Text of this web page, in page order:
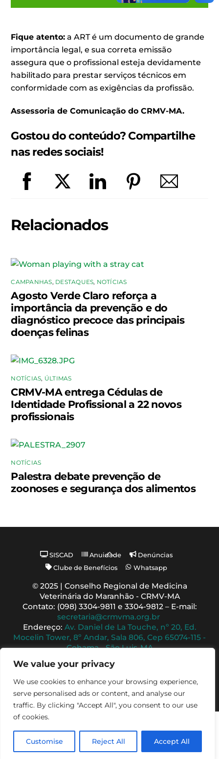
We value your privacy
We use cookies to enhance your browsing experience,
serve personalised ads or content, and analyse our
traffic. By clicking "Accept All", you consent to our use
of cookies.
Customise Reject All Accept All
Fique atento: a ART é um documento de grande
importância legal, e sua correta emissão
assegura que o profissional esteja devidamente
habilitado para prestar serviços técnicos em
conformidade com as exigências da profissão.
Assessoria de Comunicação do CRMV-MA.
Gostou do conteúdo? Compartilhe
nas redes sociais!
Relacionados
CAMPANHAS, DESTAQUES, NOTÍCIAS
Agosto Verde Claro reforça a
importância da prevenção e do
diagnóstico precoce das principais
doenças felinas
NOTÍCIAS, ÚLTIMAS
CRMV-MA entrega Cédulas de
Identidade Profissional a 22 novos
profissionais
NOTÍCIAS
Palestra debate prevenção de
zoonoses e segurança dos alimentos
Back
To
SISCAD Anuidade
Denúncias
Clube de Benefícios
Whatsapp
© 2025 | Conselho Regional de Medicina
Veterinária do Maranhão - CRMV-MA
Contato: (098) 3304-9811 e 3304-9812 – E-mail:
secretaria@crmvma.org.br
Endereço: Av. Daniel de La Touche, nº 20, Ed.
Mocelin Tower, 8º Andar, Sala 806, Cep 65074-115 -
Cohama - São Luis-MA
Horário de Funcionamento: 8h às 14h (Segunda a
Sexta)